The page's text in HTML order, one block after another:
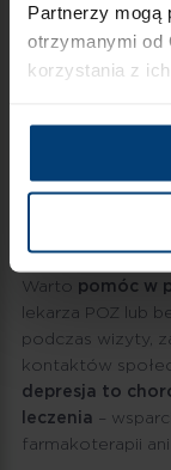
Partnerzy mogą
otrzymanymi od
korzystania z ich
Z szacunkiem i
okazywać
Jak
Warto pomóc w
lekarza POZ lub
podczas wizyty,
kontaktów
depresja to
leczenia –
farmakoterapii